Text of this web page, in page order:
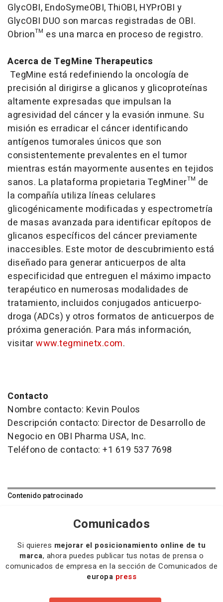
GlycOBI, EndoSymeOBI, ThiOBI, HYPrOBI y
GlycOBI DUO son marcas registradas de OBI.
Obrion™ es una marca en proceso de registro.
Acerca de TegMine Therapeutics
TegMine está redefiniendo la oncología de
precisión al dirigirse a glicanos y glicoproteínas
altamente expresadas que impulsan la
agresividad del cáncer y la evasión inmune. Su
misión es erradicar el cáncer identificando
antígenos tumorales únicos que son
consistentemente prevalentes en el tumor
mientras están mayormente ausentes en tejidos
sanos. La plataforma propietaria TegMiner™ de
la compañía utiliza líneas celulares
glicogénicamente modificadas y espectrometría
de masas avanzada para identificar epítopos de
glicanos específicos del cáncer previamente
inaccesibles. Este motor de descubrimiento está
diseñado para generar anticuerpos de alta
especificidad que entreguen el máximo impacto
terapéutico en numerosas modalidades de
tratamiento, incluidos conjugados anticuerpo-
droga (ADCs) y otros formatos de anticuerpos de
próxima generación. Para más información,
visitarwww.tegminetx.com.
Contacto
Nombre contacto: Kevin Poulos
Descripción contacto: Director de Desarrollo de
Negocio en OBI Pharma USA, Inc.
Teléfono de contacto: +1 619 537 7698
Contenido patrocinado
Comunicados
Si quieres mejorar el posicionamiento online de tu
marca, ahora puedes publicar tus notas de prensa o
comunicados de empresa en la sección de Comunicados de
europa press